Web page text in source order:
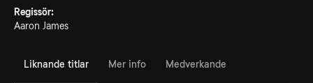
Regissör:
Aaron James
Liknande titlar Mer info Medverkande